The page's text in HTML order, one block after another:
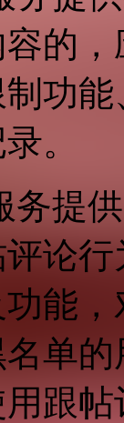
的
功
。
务提
论
能
单
跟